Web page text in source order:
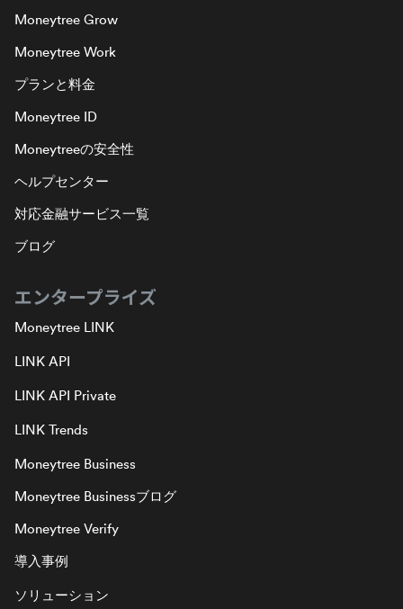
Moneytree Grow
Moneytree Work
プランと料金
Moneytree ID
Moneytreeの安全性
ヘルプセンター
対応金融サービス一覧
ブログ
エンタープライズ
Moneytree LINK
LINK API
LINK API Private
LINK Trends
Moneytree Business
Moneytree Businessブログ
Moneytree Verify
導入事例
ソリューション